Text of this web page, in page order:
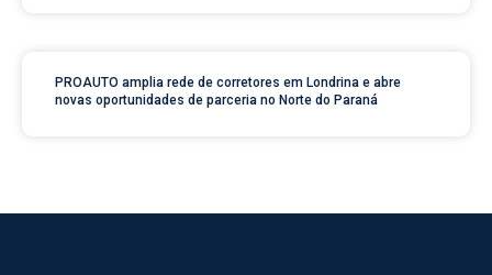
PROAUTO amplia rede de corretores em Londrina e abre
novas oportunidades de parceria no Norte do Paraná